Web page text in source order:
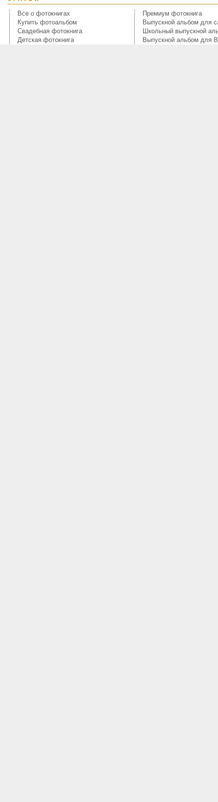
Все о фотокнигах
Купить фотоальбом
Свадебная фотокнига
Детская фотокнига
Премиум фотокнига
Выпускной альбом для
Школьный выпускной
Выпускной альбом для